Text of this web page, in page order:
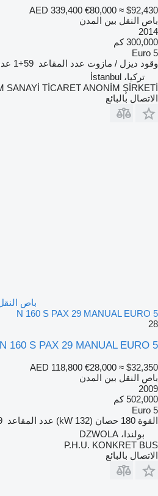
AED 339,400 €80,000 ≈ $92,430
باص النقل بين المدن
2014
300,000 كم
Euro 5
وقود ديزل / مازوت عدد المقاعد 59+1
تركيا، İstanbul
SANAYİ TİCARET ANONİM ŞİRKETİ
الاتصال بالبائع
N 160 S PAX 29 MANUAL EURO 5
28
160 S PAX 29 MANUAL EURO 5
AED 118,800 €28,000 ≈ $32,350
باص النقل بين المدن
2009
502,000 كم
Euro 5
القوة 180 حصان (132 kW) عدد المقاعد
بولندا، DZWOLA
P.H.U. KONKRET BUS
الاتصال بالبائع